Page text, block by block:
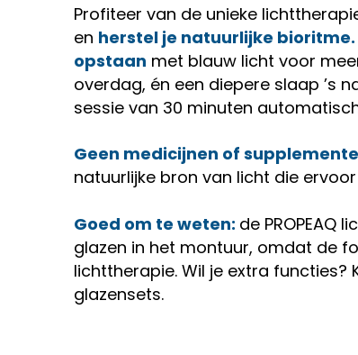
Profiteer van de unieke
en herstel je natuurlijke bioritme.
opstaan met blauw licht voor
overdag, én een diepere slaap ’s
sessie van 30 minuten
Geen medicijnen of
natuurlijke bron van licht die
Goed om te weten: de PROPEAQ
glazen in het montuur, omdat de
lichttherapie. Wil je extra functies?
glazensets.